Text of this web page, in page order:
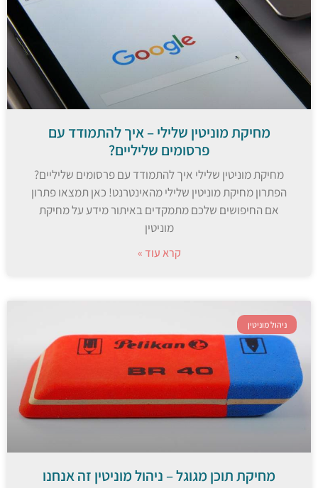
מחיקת מוניטין שלילי – איך להתמודד עם
פרסומים שליליים?
מחיקת מוניטין שלילי איך להתמודד עם פרסומים שליליים?
הפתרון מחיקת מוניטין שלילי מהאינטרנט! כאן תמצאו פתרון
אם החיפושים שלכם מתמקדים באיתור מידע על מחיקת
מוניטין
קרא עוד »
ניהול מוניטין
מחיקת תוכן מגוגל – ניהול מוניטין זה אנחנו